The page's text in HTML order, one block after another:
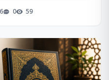
0 59